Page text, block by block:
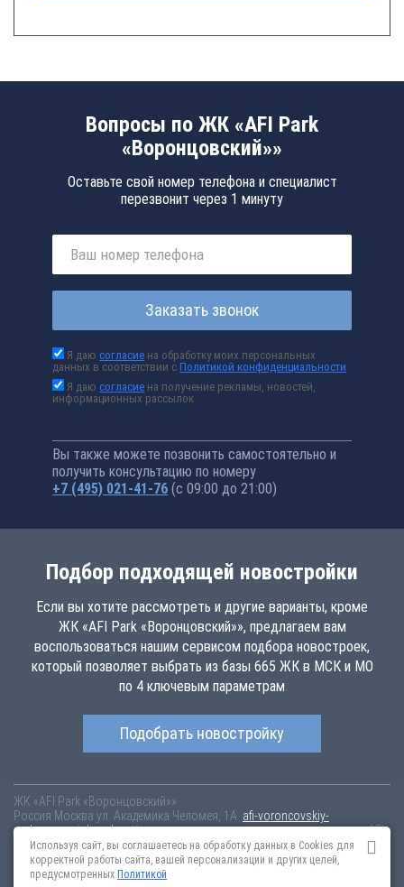
Вопросы по ЖК «AFI Park
«Воронцовский»»
Оставьте свой номер телефона и специалист
перезвонит через 1 минуту
Заказать звонок
Я даюсогласие на обработку моих персональных
данных в соответствии сПолитикой конфиденциальности
Я даюсогласие на получение рекламы, новостей,
информационных рассылок
Вы также можете позвонить самостоятельно и
получить консультацию по номеру
+7 (495) 021-41-76 (с 09:00 до 21:00)
Подбор подходящей новостройки
Если вы хотите рассмотреть и другие варианты, кроме
ЖК «AFI Park «Воронцовский»», предлагаем вам
воспользоваться нашим сервисом подбора новостроек,
который позволяет выбрать из базы 665 ЖК в МСК и МО
по 4 ключевым параметрам
Подобрать новостройку
ЖК «AFI Park «Воронцовский»»
Россия Москва ул. Академика Челомея, 1А afi-voroncovskiy-
park.novopoisk.msk.ruКупить квартиру в новом жилом комплексе «AFI
Park «Воронцовский»» от «AFI Development» в Обручевском районе.
Квартиры различных планировок от 10.42 млн рублей!
Используя сайт, вы соглашаетесь на обработку данных в Cookies для
корректной работы сайта, вашей персонализации и других целей,
предусмотренных Политикой